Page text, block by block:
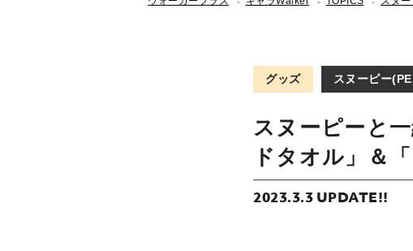
グッズ スヌーピー
スヌーピーと
ドタオル」＆
2023.3.3 UPDATE!!